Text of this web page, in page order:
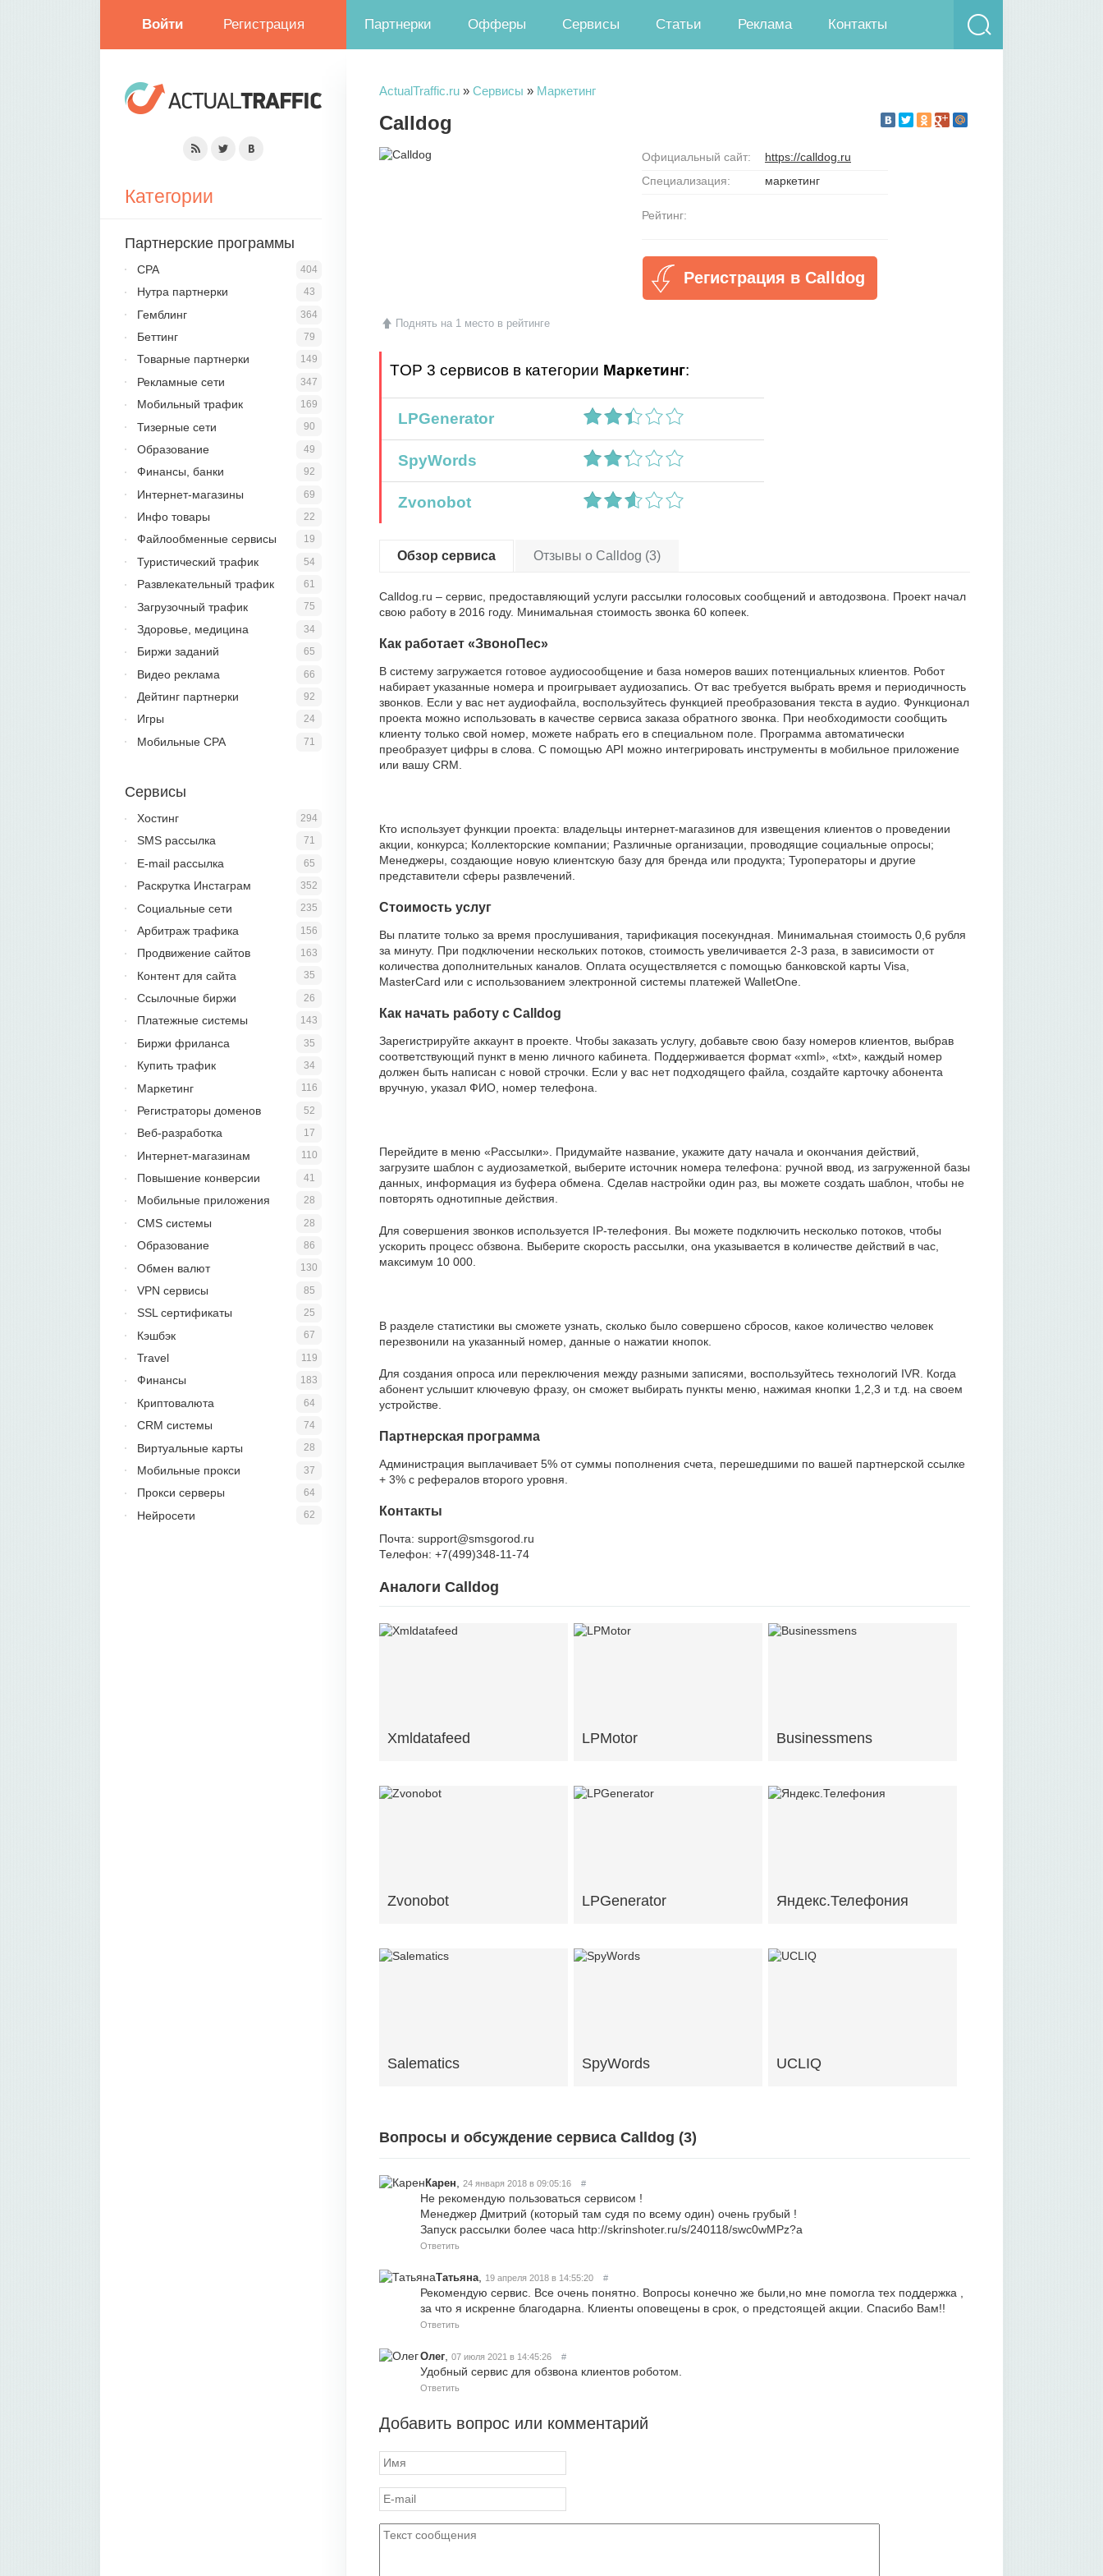
Войти Регистрация Партнерки Офферы Сервисы Статьи Реклама Контакты
ActualTraffic.ru » Сервисы » Маркетинг
Calldog
Поднять на 1 место в рейтинге
Официальный сайт:
https://calldog.ru
Специализация:
маркетинг
Рейтинг:
Регистрация в Calldog
TOP 3 сервисов в категории Маркетинг:
LPGenerator
SpyWords
Zvonobot
Обзор сервиса Отзывы о Calldog (3)
Calldog.ru – сервис, предоставляющий услуги рассылки голосовых сообщений и автодозвона. Проект начал
свою работу в 2016 году. Минимальная стоимость звонка 60 копеек.
Как работает «ЗвоноПес»
В систему загружается готовое аудиосообщение и база номеров ваших потенциальных клиентов. Робот
набирает указанные номера и проигрывает аудиозапись. От вас требуется выбрать время и периодичность
звонков. Если у вас нет аудиофайла, воспользуйтесь функцией преобразования текста в аудио. Функционал
проекта можно использовать в качестве сервиса заказа обратного звонка. При необходимости сообщить
клиенту только свой номер, можете набрать его в специальном поле. Программа автоматически
преобразует цифры в слова. С помощью API можно интегрировать инструменты в мобильное приложение
или вашу CRM.
Кто использует функции проекта: владельцы интернет-магазинов для извещения клиентов о проведении
акции, конкурса; Коллекторские компании; Различные организации, проводящие социальные опросы;
Менеджеры, создающие новую клиентскую базу для бренда или продукта; Туроператоры и другие
представители сферы развлечений.
Стоимость услуг
Вы платите только за время прослушивания, тарификация посекундная. Минимальная стоимость 0,6 рубля
за минуту. При подключении нескольких потоков, стоимость увеличивается 2-3 раза, в зависимости от
количества дополнительных каналов. Оплата осуществляется с помощью банковской карты Visa,
MasterCard или с использованием электронной системы платежей WalletOne.
Как начать работу с Calldog
Зарегистрируйте аккаунт в проекте. Чтобы заказать услугу, добавьте свою базу номеров клиентов, выбрав
соответствующий пункт в меню личного кабинета. Поддерживается формат «xml», «txt», каждый номер
должен быть написан с новой строчки. Если у вас нет подходящего файла, создайте карточку абонента
вручную, указал ФИО, номер телефона.
Перейдите в меню «Рассылки». Придумайте название, укажите дату начала и окончания действий,
загрузите шаблон с аудиозаметкой, выберите источник номера телефона: ручной ввод, из загруженной базы
данных, информация из буфера обмена. Сделав настройки один раз, вы можете создать шаблон, чтобы не
повторять однотипные действия.
Для совершения звонков используется IP-телефония. Вы можете подключить несколько потоков, чтобы
ускорить процесс обзвона. Выберите скорость рассылки, она указывается в количестве действий в час,
максимум 10 000.
В разделе статистики вы сможете узнать, сколько было совершено сбросов, какое количество человек
перезвонили на указанный номер, данные о нажатии кнопок.
Для создания опроса или переключения между разными записями, воспользуйтесь технологий IVR. Когда
абонент услышит ключевую фразу, он сможет выбирать пункты меню, нажимая кнопки 1,2,3 и т.д. на своем
устройстве.
Партнерская программа
Администрация выплачивает 5% от суммы пополнения счета, перешедшими по вашей партнерской ссылке
+ 3% с рефералов второго уровня.
Контакты
Почта: support@smsgorod.ru
Телефон: +7(499)348-11-74
Аналоги Calldog
Xmldatafeed LPMotor Businessmens
Zvonobot LPGenerator Яндекс.Телефония
Salematics SpyWords UCLIQ
Вопросы и обсуждение сервиса Calldog (3)
Карен 24 января 2018 в 09:05:16 #
Не рекомендую пользоваться сервисом !
Менеджер Дмитрий (который там судя по всему один) очень грубый !
Запуск рассылки более часа http://skrinshoter.ru/s/240118/swc0wMPz?a
Ответить
Татьяна 19 апреля 2018 в 14:55:20 #
Рекомендую сервис. Все очень понятно. Вопросы конечно же были,но мне помогла тех поддержка ,
за что я искренне благодарна. Клиенты оповещены в срок, о предстоящей акции. Спасибо Вам!!
Ответить
Олег 07 июля 2021 в 14:45:26 #
Удобный сервис для обзвона клиентов роботом.
Ответить
Добавить вопрос или комментарий
Категории
Партнерские программы
404
CPA
43
Нутра партнерки
364
Гемблинг
79
Беттинг
149
Товарные партнерки
347
Рекламные сети
169
Мобильный трафик
90
Тизерные сети
49
Образование
92
Финансы, банки
69
Интернет-магазины
22
Инфо товары
19
Файлообменные сервисы
54
Туристический трафик
61
Развлекательный трафик
75
Загрузочный трафик
34
Здоровье, медицина
65
Биржи заданий
66
Видео реклама
92
Дейтинг партнерки
24
Игры
71
Мобильные CPA
Сервисы
294
Хостинг
71
SMS рассылка
65
E-mail рассылка
352
Раскрутка Инстаграм
235
Социальные сети
156
Арбитраж трафика
163
Продвижение сайтов
35
Контент для сайта
26
Ссылочные биржи
143
Платежные системы
35
Биржи фриланса
34
Купить трафик
116
Маркетинг
52
Регистраторы доменов
17
Веб-разработка
110
Интернет-магазинам
41
Повышение конверсии
28
Мобильные приложения
28
CMS системы
86
Образование
130
Обмен валют
85
VPN сервисы
25
SSL сертификаты
67
Кэшбэк
119
Travel
183
Финансы
64
Криптовалюта
74
CRM системы
28
Виртуальные карты
37
Мобильные прокси
64
Прокси серверы
62
Нейросети